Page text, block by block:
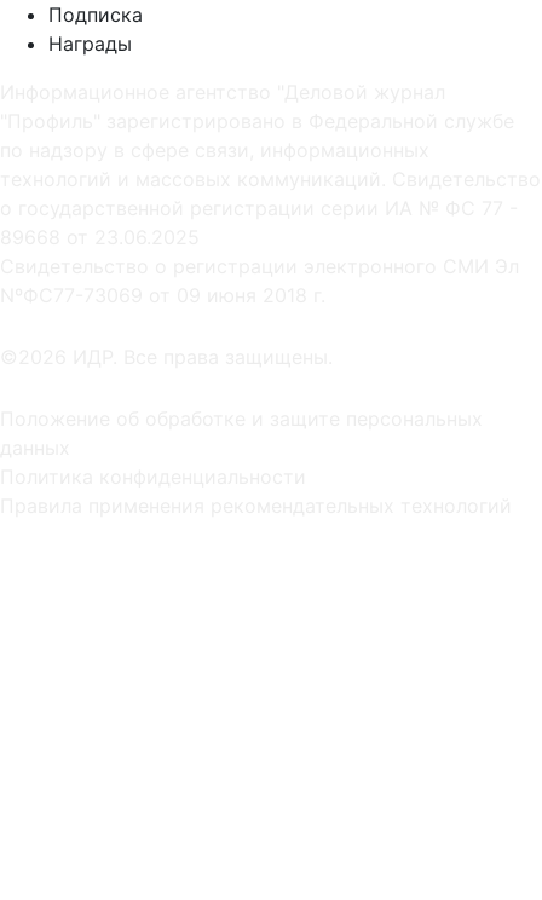
Подписка
Награды